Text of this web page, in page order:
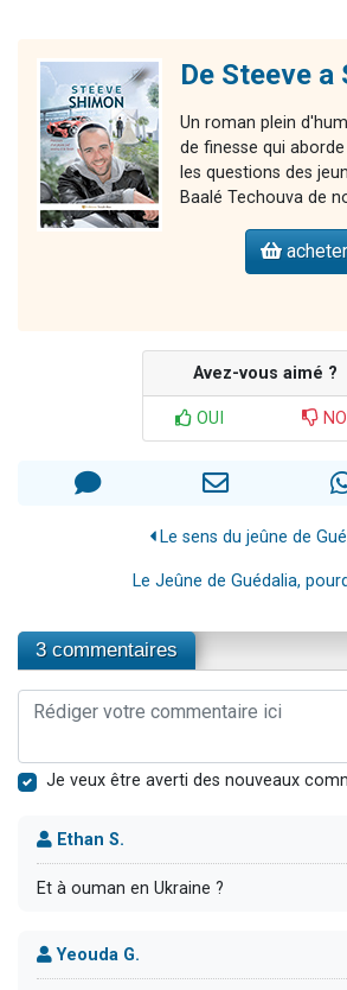
De Steeve a
Un roman plein
de finesse qui
les questions des
Baalé Techouva de
Avez-vous aimé ?
OUI
Le sens du jeûne de
Le Jeûne de Guédalia,
3 commentaires
Je veux être averti des nouveaux
Ethan S.
Et à ouman en Ukraine ?
Yeouda G.